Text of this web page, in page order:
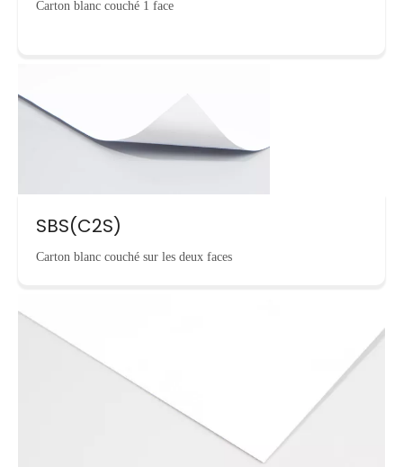
Carton blanc couché 1 face
SBS(C2S)
Carton blanc couché sur les deux faces